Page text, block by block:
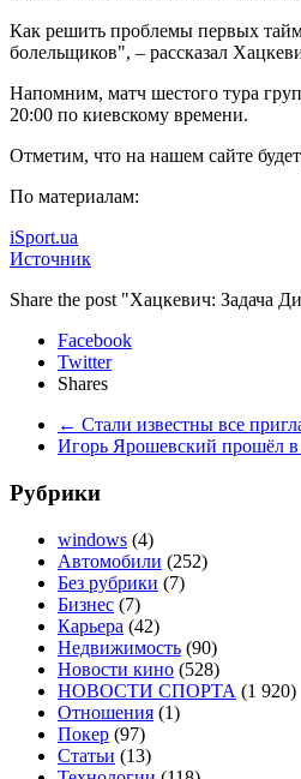
Как решить проблемы первых
болельщиков", – рассказал
Напомним, матч шестого тура
20:00 по киевскому времени.
Отметим, что на нашем сайте
По материалам:
iSport.ua
Источник
Share the post "Хацкевич: Задача
Facebook
Twitter
Shares
← Стали известны все
Игорь Ярошевский прошёл в
Рубрики
windows (4)
Автомобили (252)
Без рубрики (7)
Бизнес (7)
Карьера (42)
Недвижимость (90)
Новости кино (528)
НОВОСТИ СПОРТА (1 920)
Отношения (1)
Покер (97)
Статьи (13)